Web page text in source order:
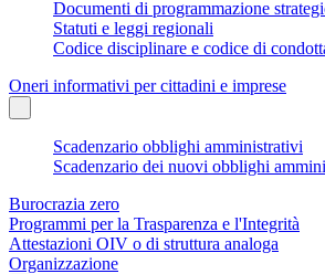
Documenti di programmazione
Statuti e leggi regionali
Codice disciplinare e codice di
Oneri informativi per cittadini e imprese
Scadenzario obblighi amministrativi
Scadenzario dei nuovi obblighi
Burocrazia zero
Programmi per la Trasparenza e l'Integrità
Attestazioni OIV o di struttura analoga
Organizzazione